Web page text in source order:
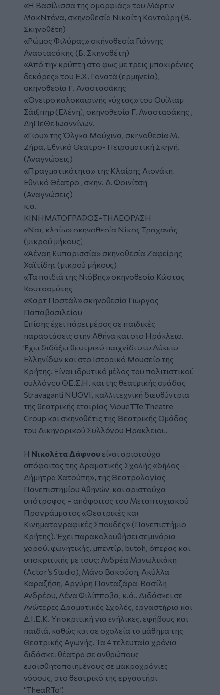
«Η Βασίλισσα της ομορφιάς» του Μάρτιν
ΜακΝτόνα, σκηνοθεσία Νικαίτη Κοντούρη (Β.
Σκηνοθέτη)
«Ρώμος Φιλύρας» σκήνοθεσία Γιάννης
Αναστασάκης (Β. Σκηνοθέτη)
«Από την κρύπτη στο φως με τρεις μπακιρένιες
δεκάρες» του Ε.Χ. Γονατά (ερμηνεία),
σκηνοθεσία Γ. Αναστασάκης
«Όνειρο καλοκαιρινής νύχτας» του Ουίλιαμ
Σάιξπηρ (Ελένη), σκηνοθεσία Γ. Αναστασάκης ,
ΔηΠεΘε Ιωαννίνων.
«Γιου» της Όλγκα Μούχινα, σκηνοθεσία Μ.
Ζήρα, Εθνικό Θέατρο- Πειραματική Σκηνή.
(Αναγνώσεις)
«Πραγματικότητα» της Κλαίρης Λιονάκη,
Εθνικό Θέατρο , σκην. Δ. Φοινίτση
(Αναγνώσεις)
κ.α.
ΚΙΝΗΜΑΤΟΓΡΑΦΟΣ-ΤΗΛΕΟΡΑΣΗ
«Ναι, κλαίω» σκηνοθεσία Νίκος Τραχανάς
(μικρού μήκους)
«Άέναη Κυπαρισσία» σκηνοθεσία Ζαφείρης
Χαϊτίδης (μικρού μήκους)
«Τα παιδιά της Νιόβης» σκηνοθεσία Κώστας
Κουτσομύτης
«Καρτ Ποστάλ» σκηνοθεσία Γιώργος
Παπαβασιλείου
Επίσης έχει πάρει μέρος σε παιδικές
παραστάσεις στην Αθήνα και στο Ηράκλειο.
Έχει διδάξει θεατρικό παιχνίδι στο Λύκειο
Ελληνίδων και στο Ιστορικό Μουσείο της
Κρήτης. Είναι ιδρυτικό μέλος του πολιτιστικού
συλλόγου ΘΕ.Σ.Η. και της θεατρικής ομάδας
Stravaganti NUOVI, καλλιτεχνική διευθύντρια
της θεατρικής εταιρίας MoueTTe Theatre
Group και σκηνοθέτις της Θεατρικής Ομάδας
του Δικηγορικού Συλλόγου Ηρακλειου.
H Νικολέτα Δάφνου είναι αριστούχα
απόφοιτος της Δραματικής Σχολής «δήλος –
Δήμητρα Χατούπη», της Θεατρολογίας
Πανεπιστημίου Αθηνών, και αριστούχα
υπότροφος – απόφοιτος του Μεταπτυχιακού
Προγράμματος «Θεατρικές και
Κινηματογραφικές Σπουδές» (Πανεπιστήμιο
Κρήτης). Έχει παρακολουθήσει σεμινάρια
χορού, φωνητικής, μπεντίρ, butoh, όπερας και
υποκριτικής με τους: Ανδρέα Μανωλικάκη
(Actor’s Studio), Μάνο Βακούση, Ακύλλα
Καραζήση, Αργύρη Πανταζάρα, Βασίλη
Ανδρέου, Λένα Φιλίπποβα, κ.ά.. Διδάσκει σε
Ανώτερες Δραματικές Σχολές, εργαστήρια και
Δ.Ι.Ε.Κ. Υποκριτική για ενήλικες, εφήβους και
παιδιά, καθώς και σε σχολεία το μάθημα της
Θεατρικής Αγωγής. Τα 4 τελευταία χρόνια
διδάσκει θέατρο σε ανθρώπους
ευαισθητοποιημένους σε μακροχρόνιες
νόσους, στο θεατρικό της εργαστήρι
“TheαRTo”.